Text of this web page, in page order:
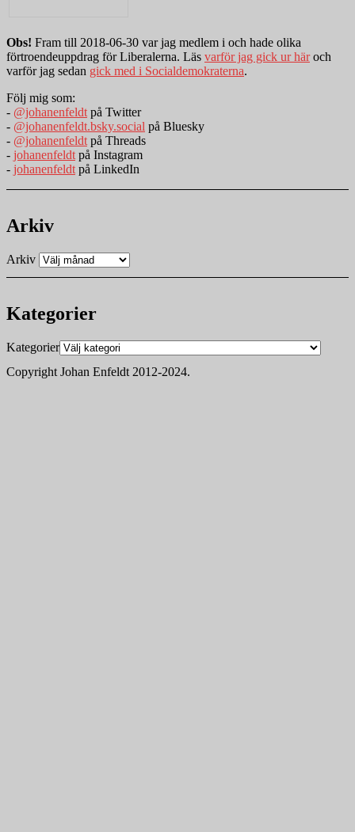
Obs! Fram till 2018-06-30 var jag medlem i och hade olika
förtroendeuppdrag för Liberalerna. Läs varför jag gick ur häroch
varför jag sedan gick med i Socialdemokraterna.
Följ mig som:
- @johanenfeldt på Twitter
- @johanenfeldt.bsky.social på Bluesky
- @johanenfeldt på Threads
- johanenfeldt på Instagram
- johanenfeldt på LinkedIn
Arkiv
Arkiv
Kategorier
Kategorier
Copyright Johan Enfeldt 2012-2024.